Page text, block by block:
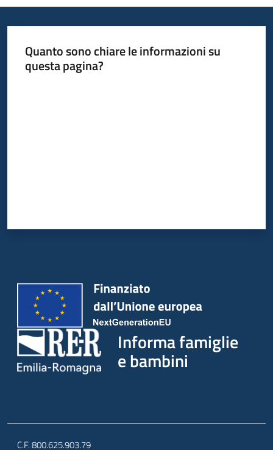
Newsletter
Quanto sono chiare le informazioni su
questa pagina?
Informa famiglie
e bambini
C.F. 800.625.903.79